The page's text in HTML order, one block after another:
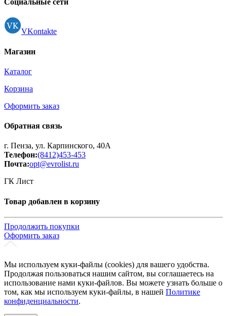
Социальные сети
VKontakte
Магазин
Каталог
Корзина
Оформить заказ
Обратная связь
г. Пенза, ул. Карпинского, 40А
Телефон:(8412)453-453
Почта:opt@evrolist.ru
ГК Лист
Товар добавлен в корзину
Продолжить покупки
Оформить заказ
Мы используем куки-файлы (cookies) для вашего удобства.
Продолжая пользоваться нашим сайтом, вы соглашаетесь на
использование нами куки-файлов. Вы можете узнать больше о
том, как мы используем куки-файлы, в нашей Политике
конфиденциальности.